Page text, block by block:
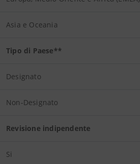
Asia e Oceania
Tipo di Paese**
Designato
Non-Designato
Revisione indipendente
Si